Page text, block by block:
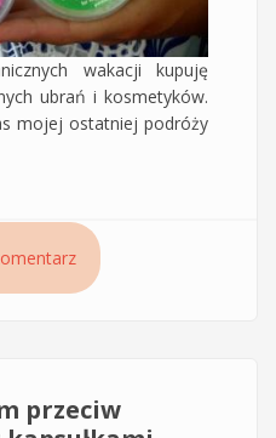
wakacji kupuję
ubrań i kosmetyków.
mojej ostatniej podróży
greckich szamponów w kostce
Tea, Pomegranate i
przeciw